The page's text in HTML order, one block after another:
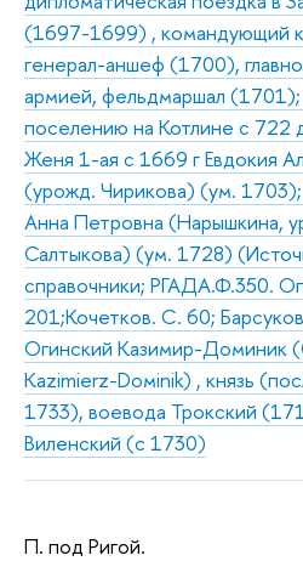
(1697-1699) , командующий
генерал-аншеф (1700),
армией, фельдмаршал
поселению на Котлине с 722
Женя 1-ая с 1669 г Евдокия
(урожд. Чирикова) (ум.
Анна Петровна (Нарышкина,
Салтыкова) (ум. 1728)
справочники; РГАДА.Ф.350.
201;Кочетков. С. 60;
Огинский Казимир-Доминик
Kazimierz-Doмinik) , князь
1733), воевода Трокский
Виленский (с 1730)
П. под Ригой.